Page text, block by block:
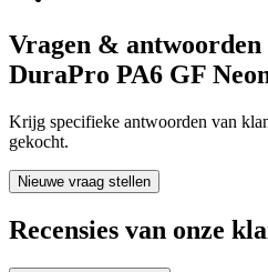
Vragen &
DuraPro PA6 GF
Krijg specifieke antwoorden van
gekocht.
Nieuwe vraag stellen
Recensies van onze